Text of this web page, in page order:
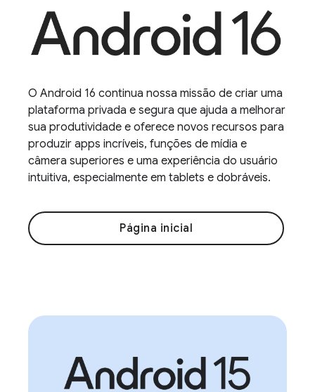
O Android 16 continua nossa missão de criar uma
plataforma privada e segura que ajuda a melhorar
sua produtividade e oferece novos recursos para
produzir apps incríveis, funções de mídia e
câmera superiores e uma experiência do usuário
intuitiva, especialmente em tablets e dobráveis.
Página inicial